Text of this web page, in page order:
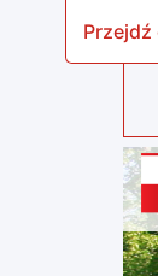
Przejdź